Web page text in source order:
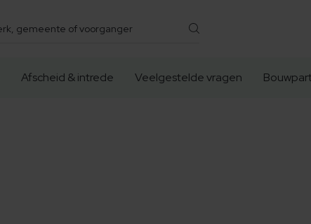
Afscheid & intrede Veelgestelde vragen